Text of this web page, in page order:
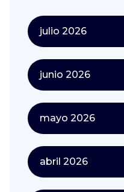
julio 2026
junio 2026
mayo 2026
abril 2026